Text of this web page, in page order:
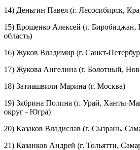
14) Деньгин Павел (г. Лесосибирск,
15) Ерошенко Алексей (г. Биробиджан,
область)
16) Жуков Владимир (г. Санкт-
17) Жукова Ангелина (г. Болотный,
18) Затиашвили Марина (г. Москва)
19) Зябрина Полина (г. Урай, Ханты-
округ - Югра)
20) Казаков Владислав (г. Сызрань,
21) Казанков Андрей (г. Тольятти,